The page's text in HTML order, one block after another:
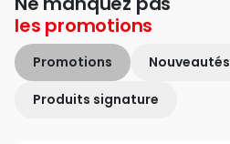
les promotions
Promotions Nouveautés
Produits signature